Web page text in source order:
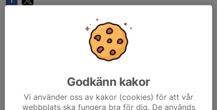
Godkänn kakor
Vi använder oss av kakor (cookies) för att vår
webbplats ska fungera bra för dig. De används